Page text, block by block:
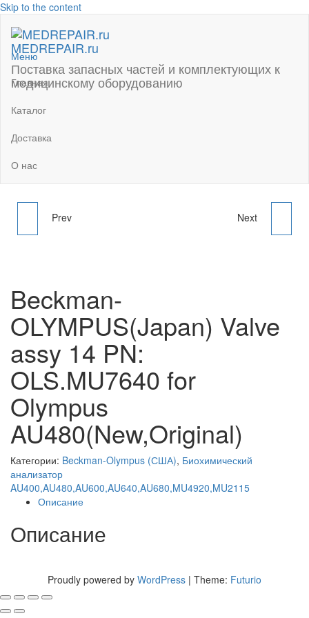
Skip to the content
MEDREPAIR.ru
Поставка запасных частей и комплектующих к
медицинскому оборудованию
Меню
Главная
Каталог
Доставка
О нас
OLYMPUS
AU480(NEW,ORIGINAL)
Prev
ADAPTER +
ANALYZER AU400 NEW
Next
Beckman-
OLYMPUS(Japan) Valve
assy 14 PN:
OLS.MU7640 for
Olympus
AU480(New,Original)
Категории: Beckman-Olympus (США), Биохимический
анализатор
AU400,AU480,AU600,AU640,AU680,MU4920,MU2115
Описание
Описание
Proudly powered by WordPress | Theme: Futurio